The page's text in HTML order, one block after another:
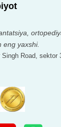
eng yaxshi.
Road, sektor